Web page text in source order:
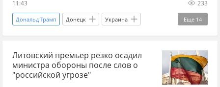
11:43 233
Еще 14
Дональд Трамп Донецк Украина
Россия Алексей Кулемзин
Вооруженные силы Украины Украина.ру
Спецоперация СВО
Литовский премьер резко осадил
министра обороны после слов о
"российской угрозе"